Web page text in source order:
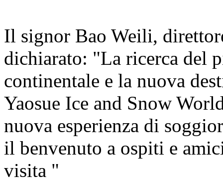
Il signor Bao Weili,
dichiarato: "La ricerca del
continentale e la nuova
Yaosue Ice and Snow
nuova esperienza di
il benvenuto a ospiti e
visita "